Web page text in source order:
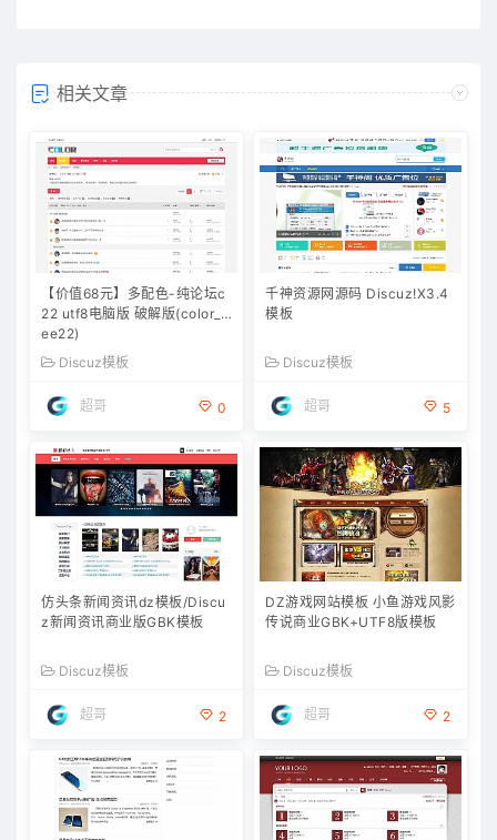
相关文章
【价值68元】多配色-纯论坛c
22 utf8电脑版 破解版(color_fr
ee22)
Discuz模板
超哥 0
千神资源网源码 Discuz!X3.4
模板
Discuz模板
超哥 5
仿头条新闻资讯dz模板/Discu
z新闻资讯商业版GBK模板
Discuz模板
超哥 2
DZ游戏网站模板 小鱼游戏风影
传说商业GBK+UTF8版模板
Discuz模板
超哥 2